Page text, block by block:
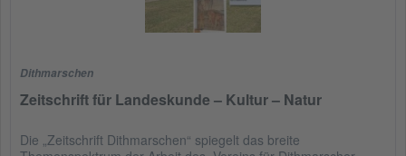
Dithmarschen
Zeitschrift für Landeskunde – Kultur – Natur
Die „Zeitschrift Dithmarschen“ spiegelt das breite